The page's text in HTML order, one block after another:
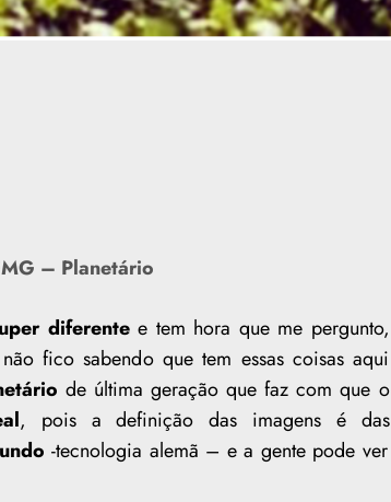
– Planetário
diferentee tem hora que me pergunto,
fico sabendo que tem essas coisas aqui
de última geração que faz com que o
, pois a definição das imagens é das
-tecnologia alemã – e a gente pode ver